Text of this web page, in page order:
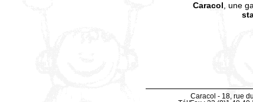
Caracol , une
Caracol - 18, rue